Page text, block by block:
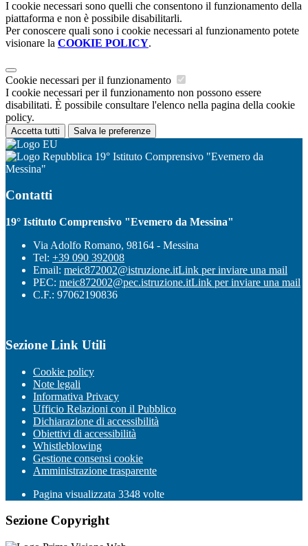
I cookie necessari sono quelli che consentono il funzionamento della
piattaforma e non è possibile disabilitarli.
Per conoscere quali sono i cookie necessari al funzionamento potete
visionare la COOKIE POLICY.
Cookie necessari per il funzionamento
I cookie necessari per il funzionamento non possono essere
disabilitati. È possibile consultare l'elenco nella pagina della cookie
policy.
Accetta tutti Salva le preferenze
19° Istituto Comprensivo "Evemero da
Messina"
Contatti
19° Istituto Comprensivo "Evemero da Messina"
Via Adolfo Romano, 98164 - Messina
Tel: +39 090 392008
Email: meic872002@istruzione.itLink per inviare una mail
PEC: meic872002@pec.istruzione.itLink per inviare una mail
C.F.: 97062190836
Sezione Link Utili
Cookie policy
Note legali
Informativa Privacy
Ufficio Relazioni con il Pubblico
Dichiarazione di accessibilità
Obiettivi di accessibilità
Whistleblowing
Gestione consensi cookie
Amministrazione trasparente
Pagina visualizzata 3348 volte
Sezione Copyright